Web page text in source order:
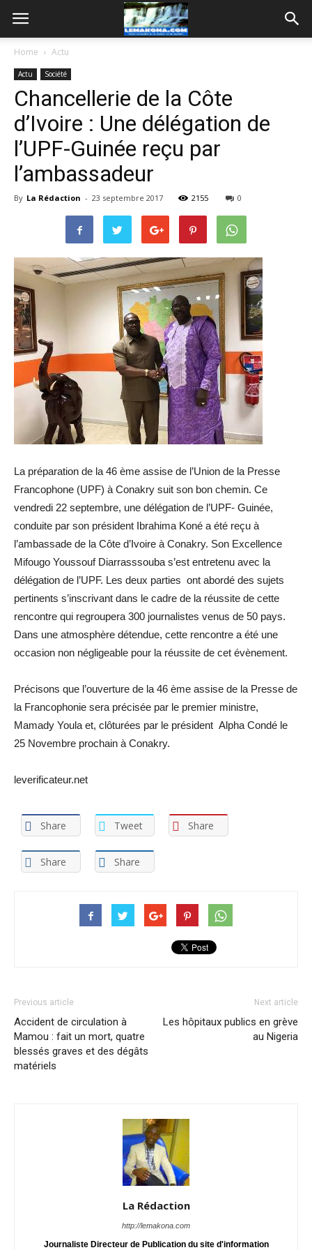
Home Actu
Actu Société
Chancellerie de la Côte
d’Ivoire : Une délégation de
l’UPF-Guinée reçu par
l’ambassadeur
By La Rédaction - 23 septembre 2017 2155 0
La préparation de la 46 ème assise de l’Union de la Presse
Francophone (UPF) à Conakry suit son bon chemin. Ce
vendredi 22 septembre, une délégation de l’UPF- Guinée,
conduite par son président Ibrahima Koné a été reçu à
l’ambassade de la Côte d’Ivoire à Conakry. Son Excellence
Mifougo Youssouf Diarrasssouba s’est entretenu avec la
délégation de l’UPF. Les deux parties ont abordé des sujets
pertinents s’inscrivant dans le cadre de la réussite de cette
rencontre qui regroupera 300 journalistes venus de 50 pays.
Dans une atmosphère détendue, cette rencontre a été une
occasion non négligeable pour la réussite de cet évènement.
Précisons que l’ouverture de la 46 ème assise de la Presse de
la Francophonie sera précisée par le premier ministre,
Mamady Youla et, clôturées par le président Alpha Condé le
25 Novembre prochain à Conakry.
leverificateur.net
Share Tweet Share
Share Share
Previous article
Accident de circulation à
Mamou : fait un mort, quatre
blessés graves et des dégâts
matériels
Next article
Les hôpitaux publics en grève
au Nigeria
La Rédaction
http://lemakona.com
Journaliste Directeur de Publication du site d'information